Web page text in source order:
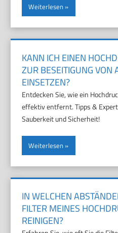
Weiterlesen
KANN ICH EINEN
ZUR BESEITIGUNG VON
EINSETZEN?
Entdecken Sie, wie ein
effektiv entfernt. Tipps &
Sauberkeit und Sicherheit!
Weiterlesen
IN WELCHEN
FILTER MEINES
REINIGEN?